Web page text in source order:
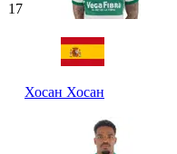
17
Хосан Хосан